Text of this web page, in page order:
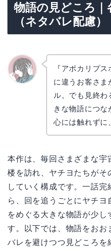
物語の見どころ｜
（ネタバレ配慮）
『アポカリプス
に違うお客さ
ル。でも見終わ
心には触れず
本作は、毎回さまざまな
楼を訪れ、ヤチヨたちが
していく構成です。一話完
ら、回を追うごとにヤチヨ
をめぐる大きな物語が少し